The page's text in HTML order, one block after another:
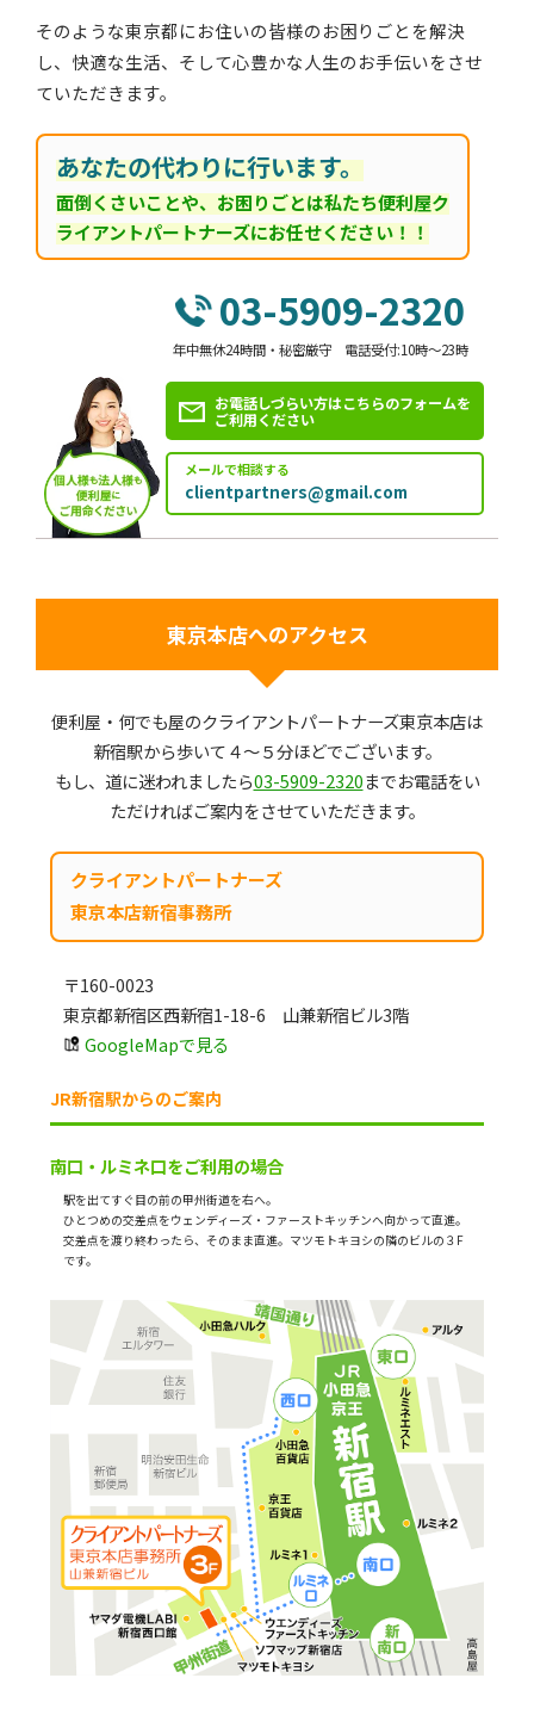
そのような東京都にお住いの皆様のお困りごとを解決
し、快適な生活、そして心豊かな人生のお手伝いをさせ
ていただきます。
あなたの代わりに行います。
面倒くさいことや、お困りごとは私たち便利屋ク
ライアントパートナーズにお任せください！！
03-5909-2320
年中無休24時間・秘密厳守 電話受付:10時～23時
お電話しづらい方はこちらのフォームを
ご利用ください
メールで相談する
clientpartners@gmail.com
東京本店へのアクセス
便利屋・何でも屋のクライアントパートナーズ東京本店は
新宿駅から歩いて４～５分ほどでございます。
もし、道に迷われましたら03-5909-2320までお電話をい
ただければご案内をさせていただきます。
クライアントパートナーズ
東京本店新宿事務所
〒160-0023
東京都新宿区西新宿1-18-6 山兼新宿ビル3階
GoogleMapで見る
JR新宿駅からのご案内
南口・ルミネ口をご利用の場合
駅を出てすぐ目の前の甲州街道を右へ。
ひとつめの交差点をウェンディーズ・ファーストキッチンへ向かって直進。
交差点を渡り終わったら、そのまま直進。マツモトキヨシの隣のビルの３F
です。